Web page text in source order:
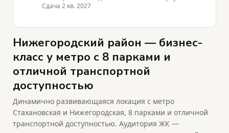
Сдача 2 кв. 2027
Нижегородский район — бизнес-
класс у метро с 8 парками и
отличной транспортной
доступностью
Динамично развивающаяся локация с метро
Стахановская и Нижегородская, 8 парками и отличной
транспортной доступностью. Аудитория ЖК —